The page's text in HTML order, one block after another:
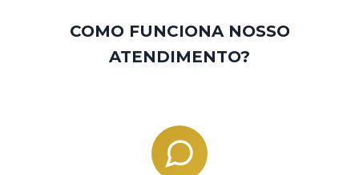
COMO FUNCIONA NOSSO
ATENDIMENTO?